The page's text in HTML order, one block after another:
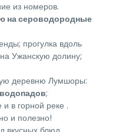
из номеров.
на сероводородные
прогулка вдоль
Ужанскую долину;
деревню Лумшоры:
;
и в горной реке .
и полезно!